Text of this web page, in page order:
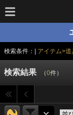
検索条件：| アイテム>
検索結果 （0件）